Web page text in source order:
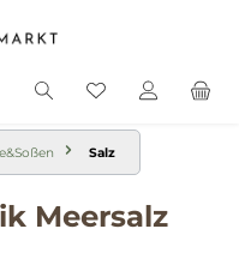
Salz
Meersalz